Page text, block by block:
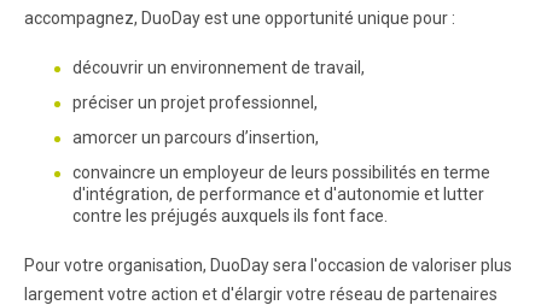
accompagnez, DuoDay est une opportunité unique pour :
découvrir un environnement de travail,
préciser un projet professionnel,
amorcer un parcours d’insertion,
convaincre un employeur de leurs possibilités en terme
d'intégration, de performance et d'autonomie et lutter
contre les préjugés auxquels ils font face.
Pour votre organisation, DuoDay sera l'occasion de valoriser plus
largement votre action et d'élargir votre réseau de partenaires